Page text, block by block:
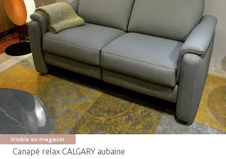
Visible en magasin
Canapé relax CALGARY aubaine